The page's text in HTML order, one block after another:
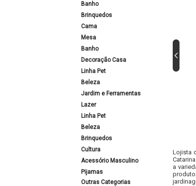
Banho
Brinquedos
Cama
Mesa
Banho
Decoração Casa
Linha Pet
Beleza
Jardim e Ferramentas
Lazer
Linha Pet
Beleza
Brinquedos
Cultura
Acessório Masculino
Pijamas
Outras Categorias
Lojista
a